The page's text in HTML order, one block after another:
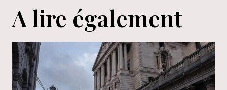
A lire également